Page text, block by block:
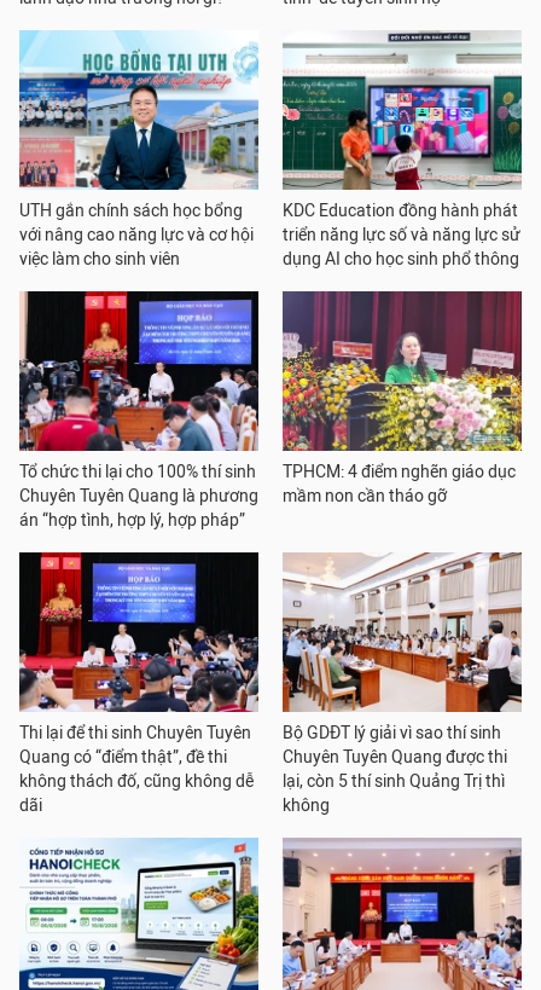
UTH gắn chính sách học bổng
với nâng cao năng lực và cơ hội
việc làm cho sinh viên
KDC Education đồng hành phát
triển năng lực số và năng lực sử
dụng AI cho học sinh phổ thông
Tổ chức thi lại cho 100% thí sinh
Chuyên Tuyên Quang là phương
án “hợp tình, hợp lý, hợp pháp”
TPHCM: 4 điểm nghẽn giáo dục
mầm non cần tháo gỡ
Thi lại để thi sinh Chuyên Tuyên
Quang có “điểm thật”, đề thi
không thách đố, cũng không dễ
dãi
Bộ GDĐT lý giải vì sao thí sinh
Chuyên Tuyên Quang được thi
lại, còn 5 thí sinh Quảng Trị thì
không